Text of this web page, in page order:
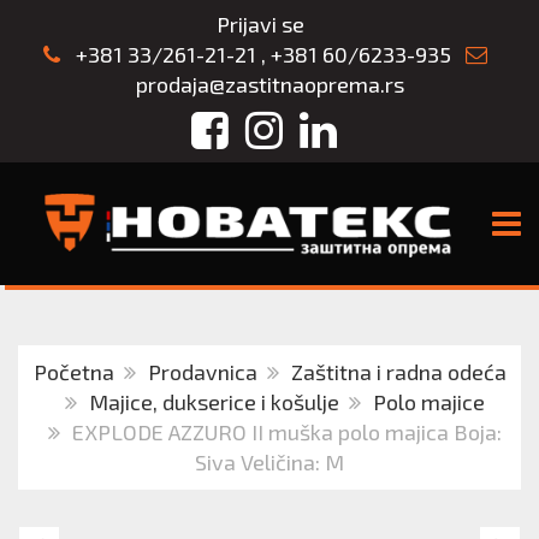
Prijavi se
+381 33/261-21-21 , +381 60/6233-935
prodaja@zastitnaoprema.rs
FacebookInstagram
LinkedIn
Početna Prodavnica
Zaštitna i radna odeća
Majice, dukserice i košulje
Polo majice
EXPLODE AZZURO II muška polo majica Boja:
Siva Veličina: M